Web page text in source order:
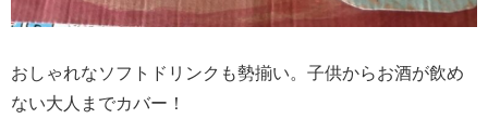
おしゃれなソフトドリンクも勢揃い。子供からお酒が飲め
ない大人までカバー！